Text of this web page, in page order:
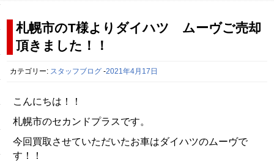
札幌市のT様よりダイハツ ムーヴご売却
頂きました！！
カテゴリー: スタッフブログ -2021年4月17日
こんにちは！！
札幌市のセカンドプラスです。
今回買取させていただいたお車はダイハツのムーヴで
す！！